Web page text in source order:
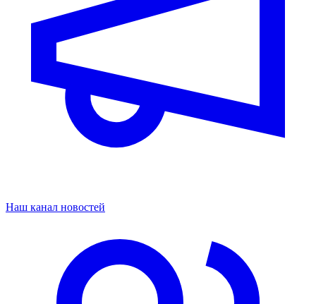
Наш канал новостей